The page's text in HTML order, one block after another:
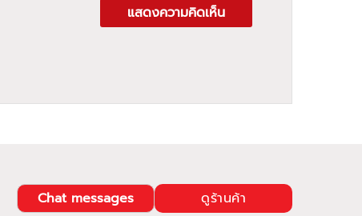
ดูร้านค้า
Chat messages
แสดงความคิดเห็น